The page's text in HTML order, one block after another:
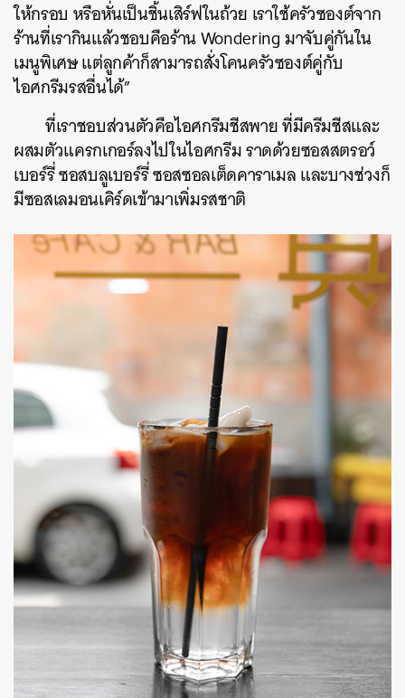
ให้กรอบ หรือหั่นเป็นชิ้นเสิร์ฟในถ้วย เราใช้ครัวซองต์จาก
ร้านที่เรากินแล้วชอบคือร้าน Wondering มาจับคู่กันใน
เมนูพิเศษ แต่ลูกค้าก็สามารถสั่งโคนครัวซองต์คู่กับ
ไอศกรีมรสอื่นได้”
ที่เราชอบส่วนตัวคือไอศกรีมชีสพาย ที่มีครีมชีสและ
ผสมตัวแครกเกอร์ลงไปในไอศกรีม ราดด้วยซอสสตรอว์
เบอร์รี่ ซอสบลูเบอร์รี่ ซอสซอลเต็ดคาราเมล และบางช่วงก็
มีซอสเลมอนเคิร์ดเข้ามาเพิ่มรสชาติ